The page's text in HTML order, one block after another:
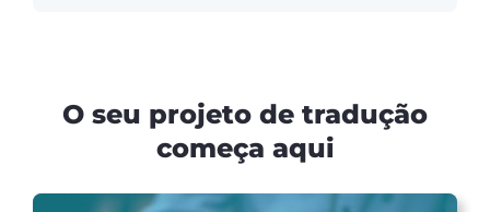
O seu projeto de tradução
começa aqui